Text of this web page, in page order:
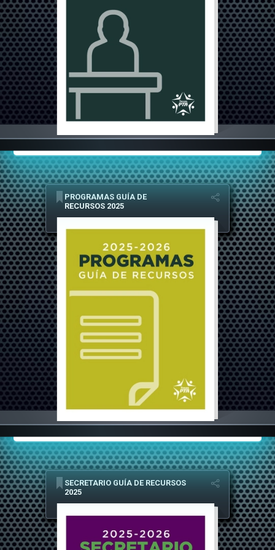
PROGRAMAS GUÍA DE
RECURSOS 2025
SECRETARIO GUÍA DE RECURSOS
2025